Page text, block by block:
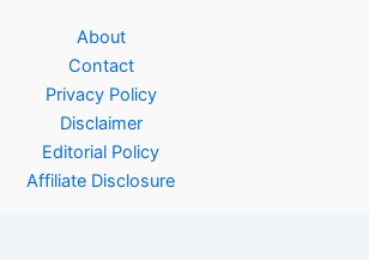
About
Contact
Privacy Policy
Disclaimer
Editorial Policy
Affiliate Disclosure